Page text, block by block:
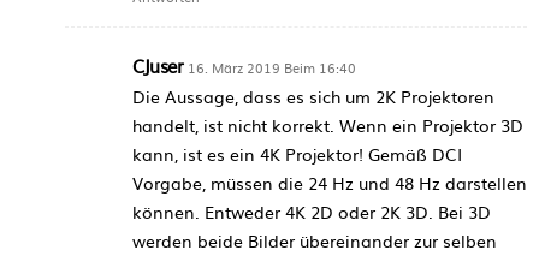
CJuser 16. März 2019 Beim 16:40
Die Aussage, dass es sich um 2K Projektoren
handelt, ist nicht korrekt. Wenn ein Projektor 3D
kann, ist es ein 4K Projektor! Gemäß DCI
Vorgabe, müssen die 24 Hz und 48 Hz darstellen
können. Entweder 4K 2D oder 2K 3D. Bei 3D
werden beide Bilder übereinander zur selben